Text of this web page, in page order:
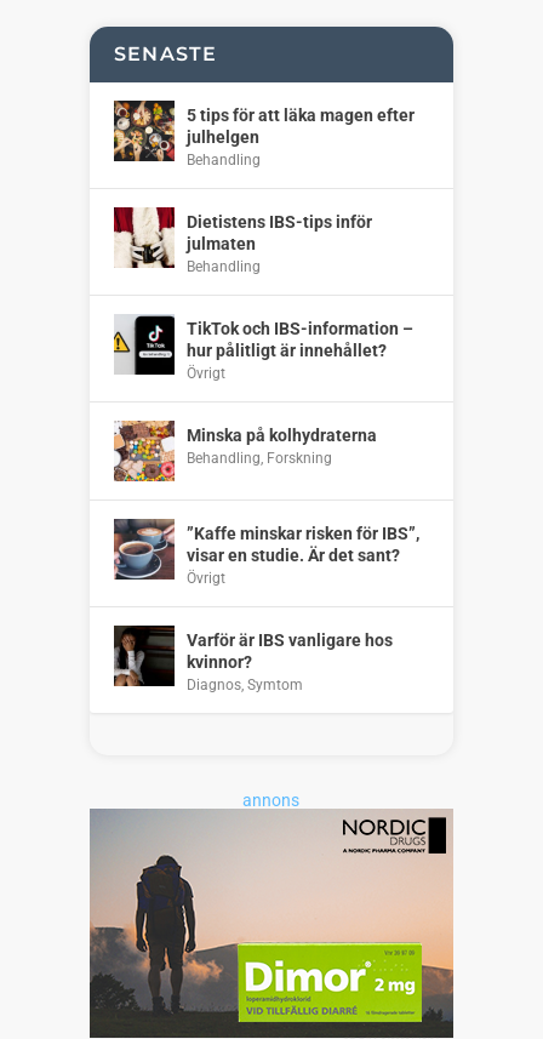
SENASTE
5 tips för att läka magen efter
julhelgen
Behandling
Dietistens IBS-tips inför
julmaten
Behandling
TikTok och IBS-information –
hur pålitligt är innehållet?
Övrigt
Minska på kolhydraterna
Behandling, Forskning
”Kaffe minskar risken för IBS”,
visar en studie. Är det sant?
Övrigt
Varför är IBS vanligare hos
kvinnor?
Diagnos, Symtom
annons